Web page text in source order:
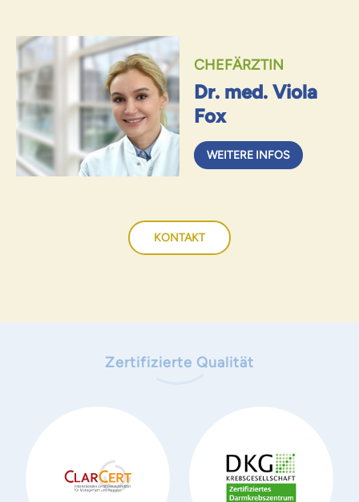
CHEFÄRZTIN
Dr. med. Viola
Fox
WEITERE INFOS
KONTAKT
Zertifizierte Qualität